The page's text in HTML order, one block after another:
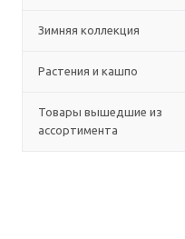
Зимняя коллекция
Растения и кашпо
Товары вышедшие из
ассортимента